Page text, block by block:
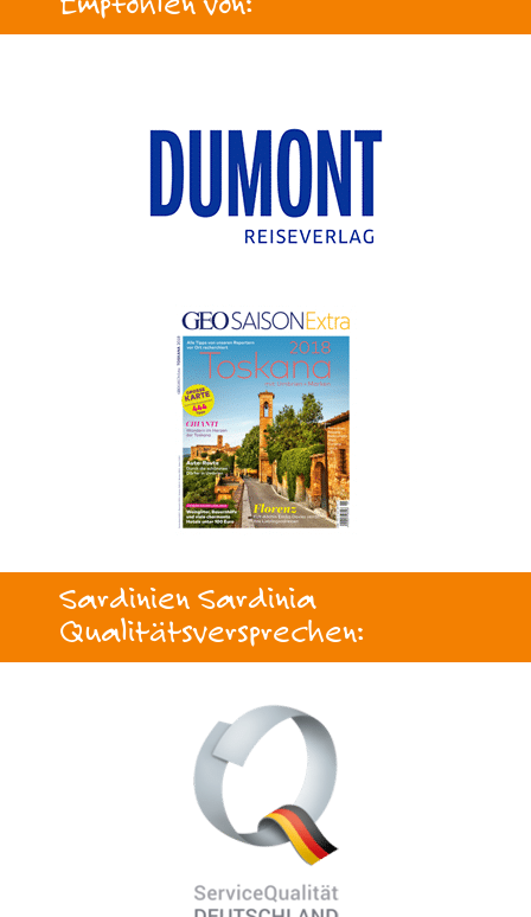
Sardinien Sardinia
Qualitätsversprechen: